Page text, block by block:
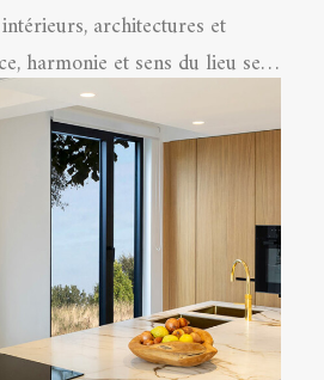
architectures et
harmonie et sens du lieu se…